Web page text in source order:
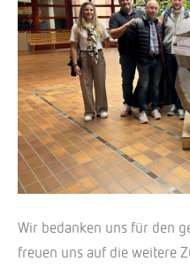
Wir bedanken uns für den
freuen uns auf die weitere